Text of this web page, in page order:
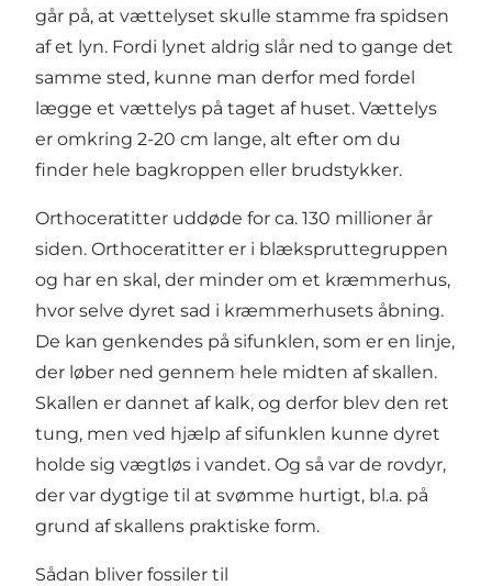
går på, at vættelyset skulle stamme fra spidsen
af et lyn. Fordi lynet aldrig slår ned to gange det
samme sted, kunne man derfor med fordel
lægge et vættelys på taget af huset. Vættelys
er omkring 2-20 cm lange, alt efter om du
finder hele bagkroppen eller brudstykker.
Orthoceratitter uddøde for ca. 130 millioner år
siden. Orthoceratitter er i blækspruttegruppen
og har en skal, der minder om et kræmmerhus,
hvor selve dyret sad i kræmmerhusets åbning.
De kan genkendes på sifunklen, som er en linje,
der løber ned gennem hele midten af skallen.
Skallen er dannet af kalk, og derfor blev den ret
tung, men ved hjælp af sifunklen kunne dyret
holde sig vægtløs i vandet. Og så var de rovdyr,
der var dygtige til at svømme hurtigt, bl.a. på
grund af skallens praktiske form.
Sådan bliver fossiler til